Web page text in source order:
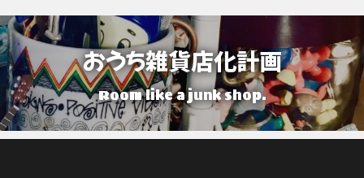
おうち雑貨店化計画
Room like a junk shop.